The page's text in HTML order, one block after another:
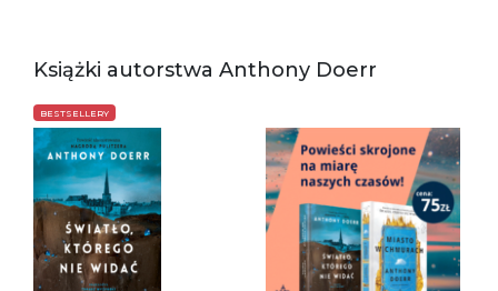
Książki autorstwa Anthony Doerr
BESTSELLERY